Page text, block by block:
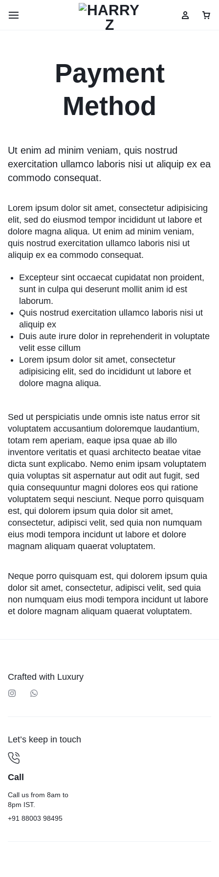
Payment
Method
Ut enim ad minim veniam, quis nostrud
exercitation ullamco laboris nisi ut aliquip ex ea
commodo consequat.
Lorem ipsum dolor sit amet, consectetur adipisicing
elit, sed do eiusmod tempor incididunt ut labore et
dolore magna aliqua. Ut enim ad minim veniam,
quis nostrud exercitation ullamco laboris nisi ut
aliquip ex ea commodo consequat.
Excepteur sint occaecat cupidatat non proident,
sunt in culpa qui deserunt mollit anim id est
laborum.
Quis nostrud exercitation ullamco laboris nisi ut
aliquip ex
Duis aute irure dolor in reprehenderit in voluptate
velit esse cillum
Lorem ipsum dolor sit amet, consectetur
adipisicing elit, sed do incididunt ut labore et
dolore magna aliqua.
Sed ut perspiciatis unde omnis iste natus error sit
voluptatem accusantium doloremque laudantium,
totam rem aperiam, eaque ipsa quae ab illo
inventore veritatis et quasi architecto beatae vitae
dicta sunt explicabo. Nemo enim ipsam voluptatem
quia voluptas sit aspernatur aut odit aut fugit, sed
quia consequuntur magni dolores eos qui ratione
voluptatem sequi nesciunt. Neque porro quisquam
est, qui dolorem ipsum quia dolor sit amet,
consectetur, adipisci velit, sed quia non numquam
eius modi tempora incidunt ut labore et dolore
magnam aliquam quaerat voluptatem.
Neque porro quisquam est, qui dolorem ipsum quia
dolor sit amet, consectetur, adipisci velit, sed quia
non numquam eius modi tempora incidunt ut labore
et dolore magnam aliquam quaerat voluptatem.
Crafted with Luxury
Let’s keep in touch
Call
Call us from 8am to
8pm IST.
+91 88003 98495